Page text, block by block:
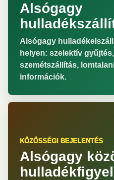
Alsógagy
Alsógagy
helyen: szelektív
szemétszállítás,
információk.
KÖZÖSSÉGI BEJELENTÉS
Alsógagy